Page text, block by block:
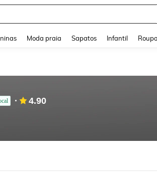
Moda praia Sapatos Infantil
4.90